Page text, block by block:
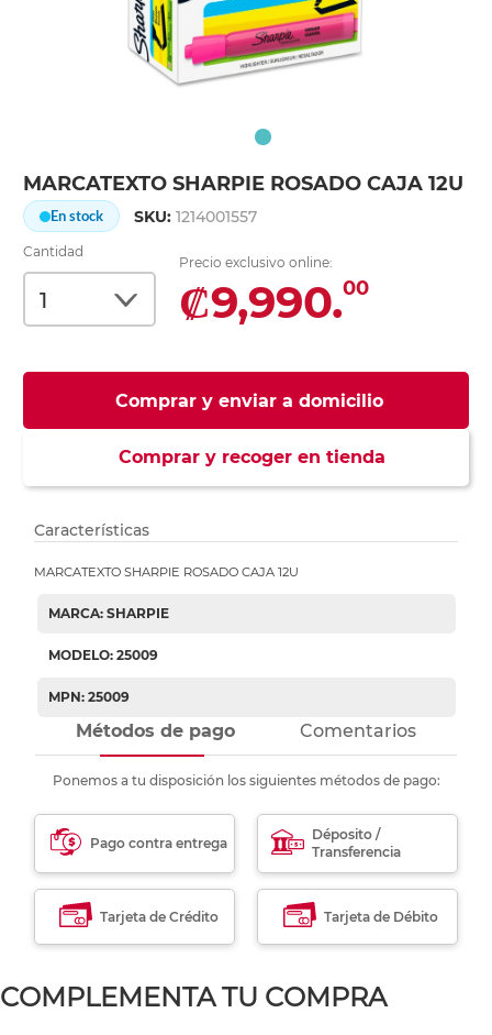
MARCATEXTO SHARPIE ROSADO CAJA 12U
En stock SKU:1214001557
Cantidad
Precio exclusivo online:
₡9,990.00
Comprar y enviar a domicilio
Comprar y recoger en tienda
Características
MARCATEXTO SHARPIE ROSADO CAJA 12U
MARCA: SHARPIE
MODELO: 25009
MPN: 25009
Métodos de pago Comentarios
Ponemos a tu disposición los siguientes métodos de pago:
Pago contra entrega
Déposito /
Transferencia
Tarjeta de Crédito Tarjeta de Débito
COMPLEMENTA TU COMPRA